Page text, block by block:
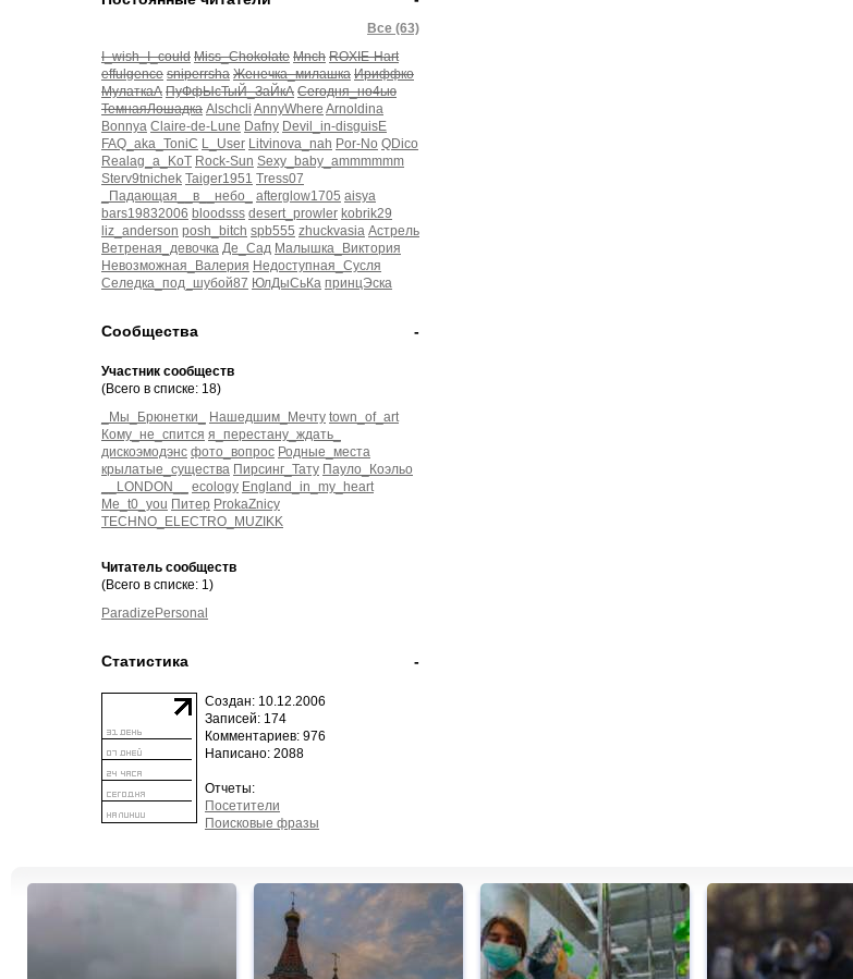
Все (63)
I_wish_I_could Miss_Chokolate Mnch ROXIE-Hart
effulgence sniperrsha Женечка_милашка Ириффко
МулаткаА ПуФфЫсТыЙ_ЗаЙкА Сегодня_но4ью
ТемнаяЛошадка Alschcli AnnyWhere Arnoldina
Bonnya Claire-de-Lune Dafny Devil_in-disguisE
FAQ_aka_ToniC L_User Litvinova_nah Por-No QDico
Realag_a_KoT Rock-Sun Sexy_baby_ammmmmm
Sterv9tnichek Taiger1951 Tress07
_Падающая__в__небо_
afterglow1705 aisya
bars19832006 bloodsss desert_prowler kobrik29
liz_anderson posh_bitch spb555 zhuckvasia Астрель
Ветреная_девочка Де_Сад Малышка_Виктория
Невозможная_Валерия Недоступная_Сусля
Селедка_под_шубой87 ЮлДыСьКа принцЭска
-
Сообщества
Участник сообществ
(Всего в списке: 18)
_Мы_Брюнетки_
Нашедшим_Мечту town_of_art
Кому_не_спится я_перестану_ждать_
дискоэмодэнс фото_вопрос Родные_места
крылатые_существа Пирсинг_Тату Пауло_Коэльо
__LONDON__
ecology England_in_my_heart
Me_t0_you Питер ProkaZnicy
TECHNO_ELECTRO_MUZIKK
Читатель сообществ
(Всего в списке: 1)
ParadizePersonal
-
Статистика
Создан: 10.12.2006
Записей: 174
Комментариев: 976
Написано: 2088
Отчеты:
Посетители
Поисковые фразы